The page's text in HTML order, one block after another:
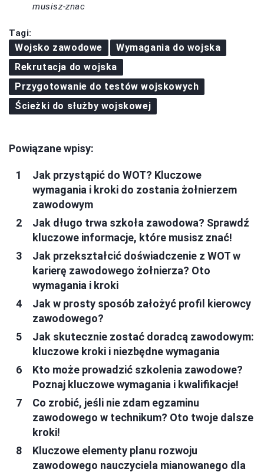
musisz-znac
Tagi:
Wojsko zawodowe
Wymagania do wojska
Rekrutacja do wojska
Przygotowanie do testów wojskowych
Ścieżki do służby wojskowej
Powiązane wpisy:
Jak przystąpić do WOT? Kluczowe
wymagania i kroki do zostania żołnierzem
zawodowym
Jak długo trwa szkoła zawodowa? Sprawdź
kluczowe informacje, które musisz znać!
Jak przekształcić doświadczenie z WOT w
karierę zawodowego żołnierza? Oto
wymagania i kroki
Jak w prosty sposób założyć profil kierowcy
zawodowego?
Jak skutecznie zostać doradcą zawodowym:
kluczowe kroki i niezbędne wymagania
Kto może prowadzić szkolenia zawodowe?
Poznaj kluczowe wymagania i kwalifikacje!
Co zrobić, jeśli nie zdam egzaminu
zawodowego w technikum? Oto twoje dalsze
kroki!
Kluczowe elementy planu rozwoju
zawodowego nauczyciela mianowanego dla